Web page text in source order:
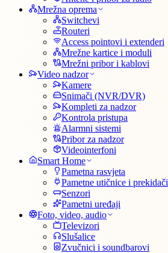
Mrežna oprema
Switchevi
Routeri
Access pointovi i extenderi
Mrežne kartice i moduli
Mrežni pribor i kablovi
Video nadzor
Kamere
Snimači (NVR/DVR)
Kompleti za nadzor
Kontrola pristupa
Alarmni sistemi
Pribor za nadzor
Videointerfoni
Smart Home
Pametna rasvjeta
Pametne utičnice i prekidači
Senzori
Pametni uređaji
Foto, video, audio
Televizori
Slušalice
Zvučnici i soundbarovi